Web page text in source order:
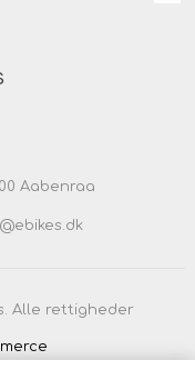
Aabenraa
Alle rettigheder